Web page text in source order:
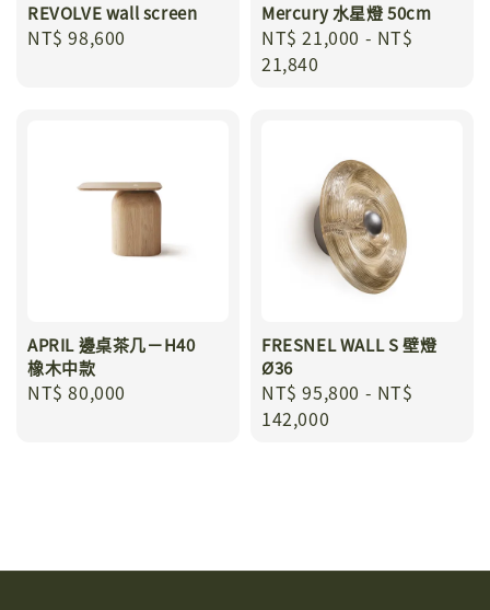
REVOLVE wall screen
Regular
NT$ 98,600
Mercury 水星燈 50cm
Regular
price
NT$ 21,000 - NT$
21,840
APRIL 邊桌茶几－H40
橡木中款
Regular
NT$ 80,000
FRESNEL WALL S 壁燈
Ø36
Regular
price
NT$ 95,800 - NT$
142,000